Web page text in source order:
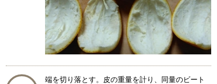
端を切り落とす。皮の重量を計り、同量のビート